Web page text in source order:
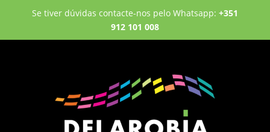
Se tiver dúvidas contacte-nos pelo Whatsapp: +351
912 101 008